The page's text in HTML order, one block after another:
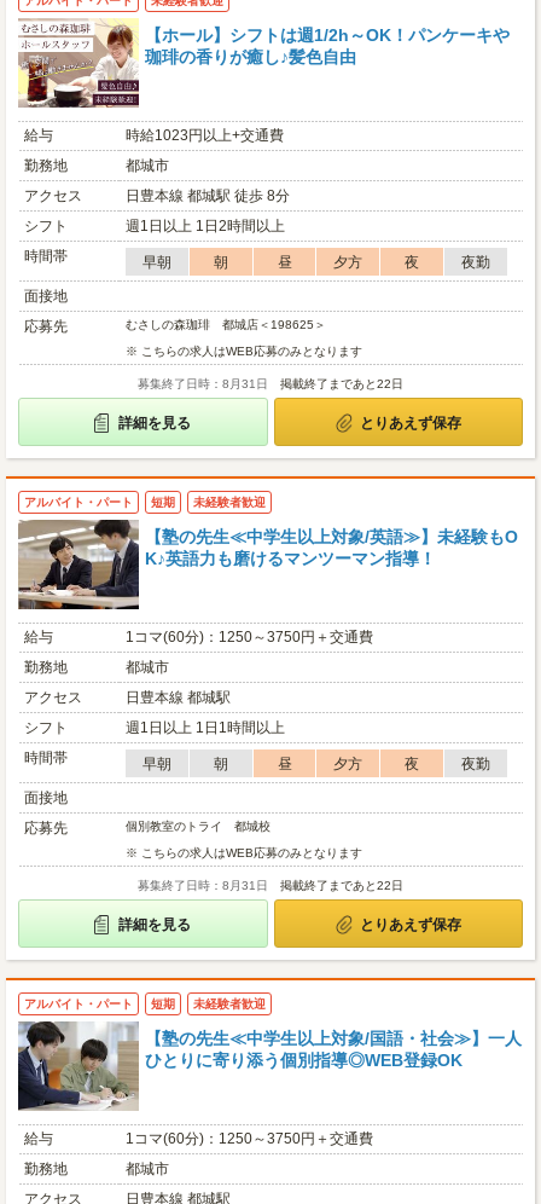
【ホール】シフトは週1/2h～OK！パンケーキや
珈琲の香りが癒し♪髪色自由
給与
時給1023円以上+交通費
勤務地
都城市
アクセス
日豊本線 都城駅 徒歩 8分
シフト
週1日以上 1日2時間以上
時間帯
早朝 朝 昼 夕方 夜
夜勤
面接地
応募先
むさしの森珈琲 都城店＜198625＞
※ こちらの求人はWEB応募のみとなります
募集終了日時：8月31日 掲載終了まであと22日
詳細を見る とりあえず保存
アルバイト・パート 短期 未経験者歓迎
【塾の先生≪中学生以上対象/英語≫】未経験もO
K♪英語力も磨けるマンツーマン指導！
給与
1コマ(60分)：1250～3750円＋交通費
勤務地
都城市
アクセス
日豊本線 都城駅
シフト
週1日以上 1日1時間以上
時間帯
早朝 朝 昼 夕方 夜
夜勤
面接地
応募先
個別教室のトライ 都城校
※ こちらの求人はWEB応募のみとなります
募集終了日時：8月31日 掲載終了まであと22日
詳細を見る とりあえず保存
アルバイト・パート 短期 未経験者歓迎
【塾の先生≪中学生以上対象/国語・社会≫】一人
ひとりに寄り添う個別指導◎WEB登録OK
給与
1コマ(60分)：1250～3750円＋交通費
勤務地
都城市
アクセス
日豊本線 都城駅